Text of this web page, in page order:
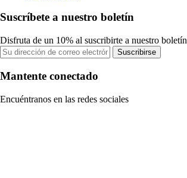
Suscríbete a nuestro boletín
Disfruta de un 10% al suscribirte a nuestro boletín
Suscribirse
Mantente conectado
Encuéntranos en las redes sociales